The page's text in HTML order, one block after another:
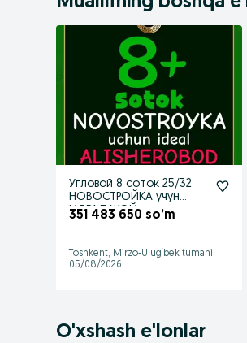
Угловой 8 соток 25/32
НОВОСТРОЙКА учун
ИДЕАЛ ЖОЙ
351 483 650 so’m
Toshkent, Mirzo-Ulug‘bek tumani
05/08/2026
O'xshash e'lonlar